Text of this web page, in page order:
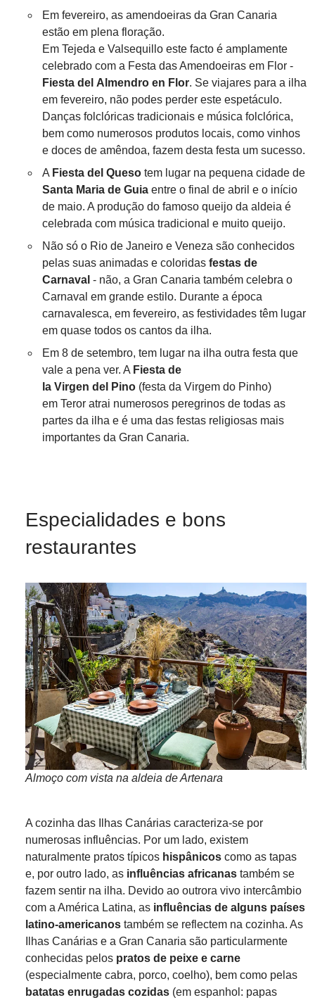
Em fevereiro, as amendoeiras da Gran Canaria
estão em plena floração.
Em Tejeda e Valsequillo este facto é amplamente
celebrado com a Festa das Amendoeiras em Flor -
Fiesta del Almendro en Flor. Se viajares para a ilha
em fevereiro, não podes perder este espetáculo.
Danças folclóricas tradicionais e música folclórica,
bem como numerosos produtos locais, como vinhos
e doces de amêndoa, fazem desta festa um sucesso.
A Fiesta del Queso tem lugar na pequena cidade de
Santa Maria de Guia entre o final de abril e o início
de maio. A produção do famoso queijo da aldeia é
celebrada com música tradicional e muito queijo.
Não só o Rio de Janeiro e Veneza são conhecidos
pelas suas animadas e coloridas festas de
Carnaval - não, a Gran Canaria também celebra o
Carnaval em grande estilo. Durante a época
carnavalesca, em fevereiro, as festividades têm lugar
em quase todos os cantos da ilha.
Em 8 de setembro, tem lugar na ilha outra festa que
vale a pena ver. A Fiesta de
la Virgen del Pino (festa da Virgem do Pinho)
em Teror atrai numerosos peregrinos de todas as
partes da ilha e é uma das festas religiosas mais
importantes da Gran Canaria.
Especialidades e bons
restaurantes
Almoço com vista na aldeia de Artenara
A cozinha das Ilhas Canárias caracteriza-se por
numerosas influências. Por um lado, existem
naturalmente pratos típicos hispânicos como as tapas
e, por outro lado, as influências africanas também se
fazem sentir na ilha. Devido ao outrora vivo intercâmbio
com a América Latina, as influências de alguns países
latino-americanos também se reflectem na cozinha. As
Ilhas Canárias e a Gran Canaria são particularmente
conhecidas pelos pratos de peixe e carne
(especialmente cabra, porco, coelho), bem como pelas
batatas enrugadas cozidas (em espanhol: papas